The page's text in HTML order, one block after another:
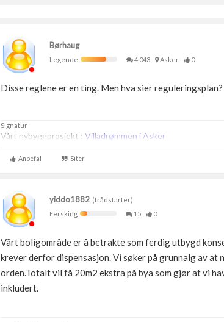
Børhaug
Legende
4,043 Asker 0
Disse reglene er en ting. Men hva sier
Signatur
Vårt nybyggprosjekt : Villadrømmen i Asker
Anbefal Siter
yiddo1882 (trådstarter)
Fersking
15 0
Vårt boligområde er å betrakte som ferdig utbygd
krever derfor dispensasjon. Vi søker på grunnalg av
orden.Totalt vil få 20m2 ekstra på bya som gjør at vi
inkludert.